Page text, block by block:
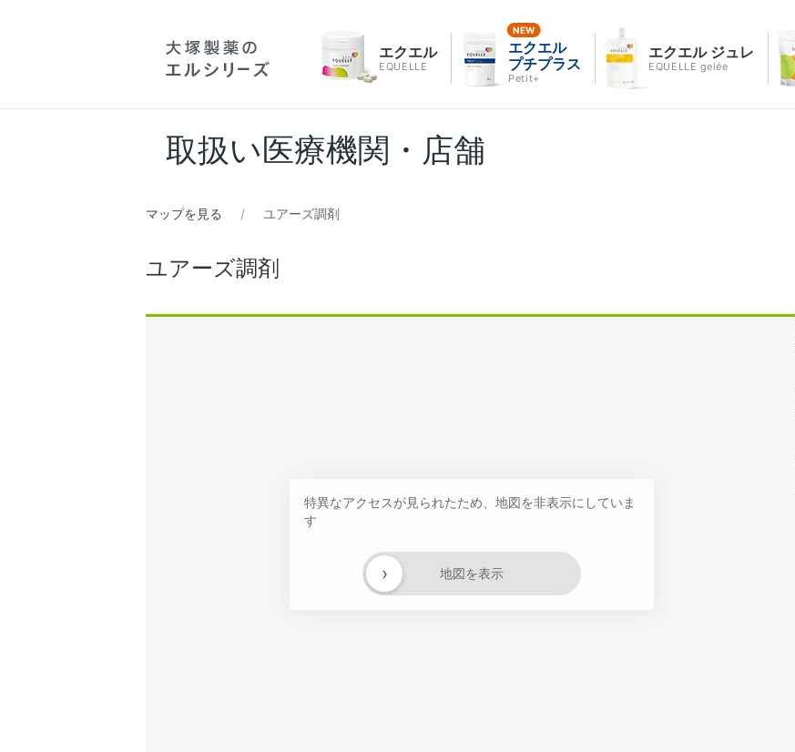
エクエル
EQUELLE
エクエル
プチプラス
Petit+
エクエル ジュレ
EQUELLE gelée
取扱い医療機関・店舗
マップを見る ユアーズ調剤
ユアーズ調剤
特異なアクセスが見られたため、地図を非表示にしていま
す
地図を表示
›